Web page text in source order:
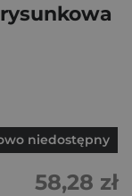
niedostępny
58,28 zł